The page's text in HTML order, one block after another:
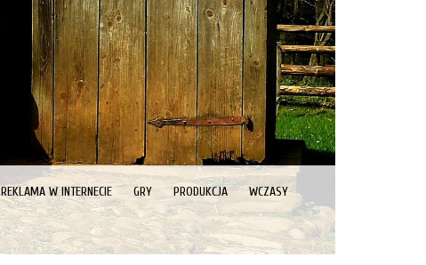
REKLAMA W INTERNECIE GRY PRODUKCJA WCZASY